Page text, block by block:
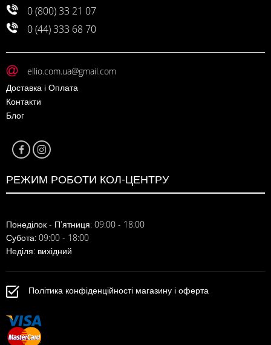
0 (800) 33 21 07
0 (44) 333 68 70
ellio.com.ua@gmail.com
Доставка і Оплата
Контакти
Блог
РЕЖИМ РОБОТИ КОЛ-ЦЕНТРУ
Понеділок - П'ятниця: 09:00 - 18:00
Субота: 09:00 - 18:00
Неділя: вихідний
Політика конфіденційності магазину і оферта